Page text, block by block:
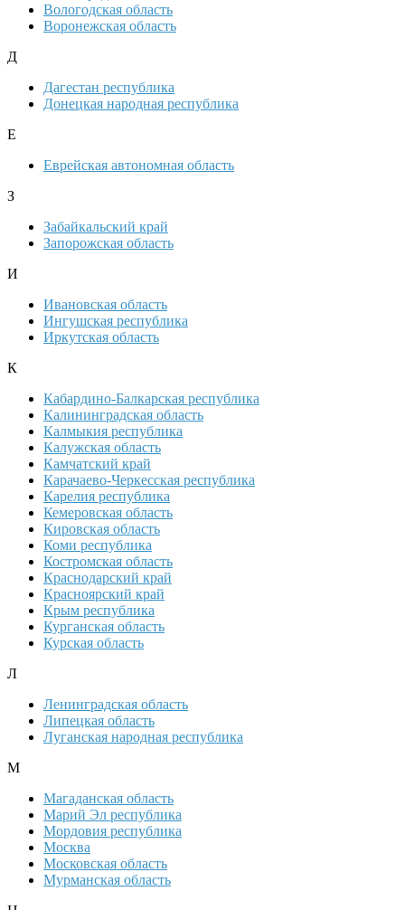
Вологодская область
Воронежская область
Д
Дагестан республика
Донецкая народная республика
Е
Еврейская автономная область
З
Забайкальский край
Запорожская область
И
Ивановская область
Ингушская республика
Иркутская область
К
Кабардино-Балкарская республика
Калининградская область
Калмыкия республика
Калужская область
Камчатский край
Карачаево-Черкесская республика
Карелия республика
Кемеровская область
Кировская область
Коми республика
Костромская область
Краснодарский край
Красноярский край
Крым республика
Курганская область
Курская область
Л
Ленинградская область
Липецкая область
Луганская народная республика
М
Магаданская область
Марий Эл республика
Мордовия республика
Москва
Московская область
Мурманская область